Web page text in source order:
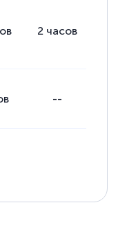
2 часов
--